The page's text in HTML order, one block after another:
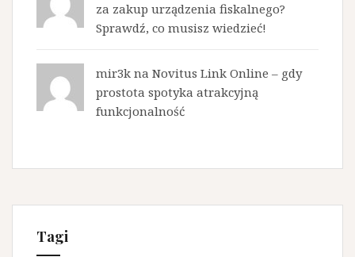
za zakup urządzenia fiskalnego?
Sprawdź, co musisz wiedzieć!
mir3k na Novitus Link Online – gdy
prostota spotyka atrakcyjną
funkcjonalność
Tagi